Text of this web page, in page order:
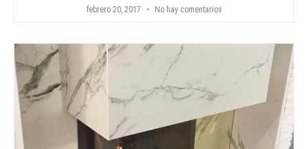
febrero 20, 2017 No hay comentarios